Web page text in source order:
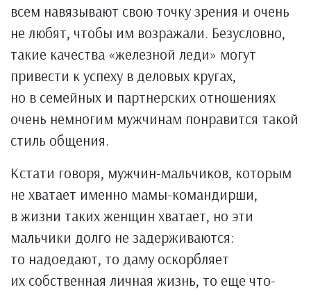
всем навязывают свою точку зрения и очень
не любят, чтобы им возражали. Безусловно,
такие качества «железной леди» могут
привести к успеху в деловых кругах,
но в семейных и партнерских отношениях
очень немногим мужчинам понравится такой
стиль общения.
Кстати говоря, мужчин-мальчиков, которым
не хватает именно мамы-командирши,
в жизни таких женщин хватает, но эти
мальчики долго не задерживаются:
то надоедают, то даму оскорбляет
их собственная личная жизнь, то еще что-